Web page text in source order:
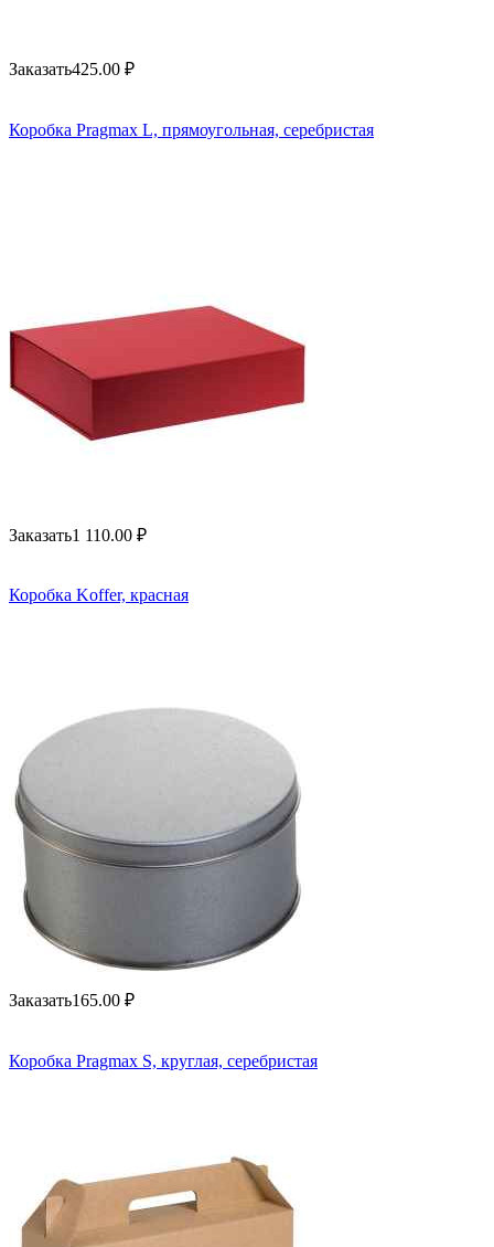
Заказать425.00 ₽
Коробка Pragmax L, прямоугольная, серебристая
Заказать1 110.00 ₽
Коробка Koffer, красная
Заказать165.00 ₽
Коробка Pragmax S, круглая, серебристая